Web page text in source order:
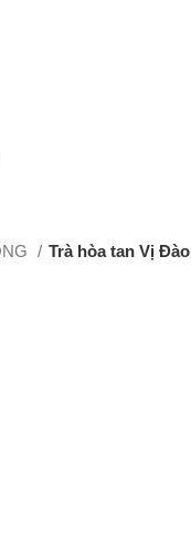
Trà hòa tan Vị Đào